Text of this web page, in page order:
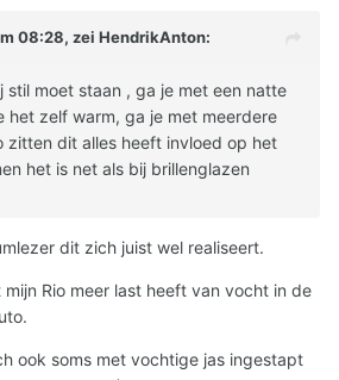
08:28, zei HendrikAnton:
stil moet staan , ga je met een natte
het zelf warm, ga je met meerdere
zitten dit alles heeft invloed op het
het is net als bij brillenglazen
dit zich juist wel realiseert.
Rio meer last heeft van vocht in de
ook soms met vochtige jas ingestapt